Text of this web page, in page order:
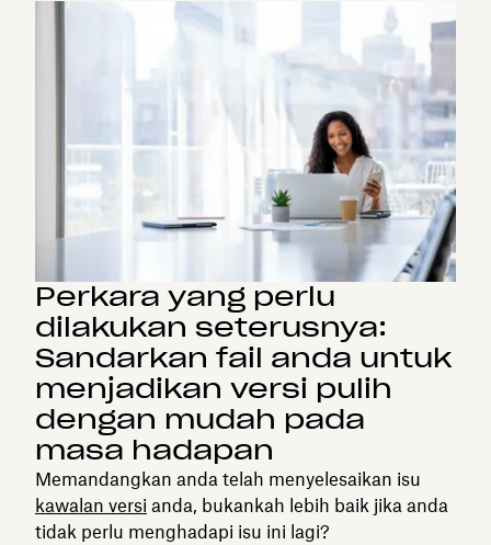
Perkara yang perlu
dilakukan seterusnya:
Sandarkan fail anda untuk
menjadikan versi pulih
dengan mudah pada
masa hadapan
Memandangkan anda telah menyelesaikan isu
kawalan versi anda, bukankah lebih baik jika anda
tidak perlu menghadapi isu ini lagi?